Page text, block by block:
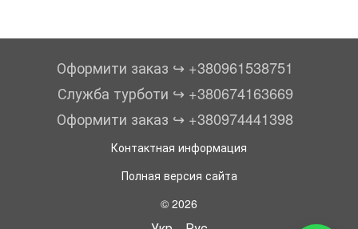
Оформити заказ ↪︎ +380961538751
Служба турботи ↪︎ +380674163669
Оформити заказ ↪︎ +380974441398
Контактная информация
Полная версия сайта
© 2026